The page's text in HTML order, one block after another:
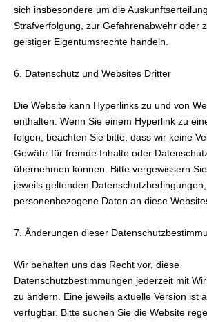
sich insbesondere um die
Strafverfolgung, zur Gefahrenabwehr oder
geistiger Eigentumsrechte handeln.
6. Datenschutz und Websites Dritter
Die Website kann Hyperlinks zu und von
enthalten. Wenn Sie einem Hyperlink zu
folgen, beachten Sie bitte, dass wir keine
Gewähr für fremde Inhalte oder
übernehmen können. Bitte vergewissern
jeweils geltenden
personenbezogene Daten an diese
7. Änderungen dieser
Wir behalten uns das Recht vor, diese
Datenschutzbestimmungen jederzeit mit
zu ändern. Eine jeweils aktuelle Version ist
verfügbar. Bitte suchen Sie die Website